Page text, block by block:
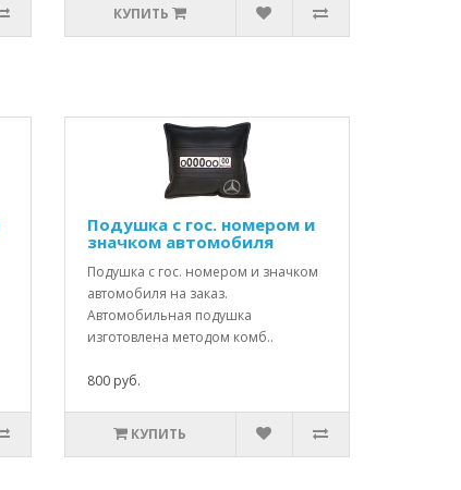
КУПИТЬ
Подушка с гос. номером и
значком автомобиля
Подушка с гос. номером и значком
автомобиля на заказ.
Автомобильная подушка
изготовлена методом комб..
800 руб.
КУПИТЬ